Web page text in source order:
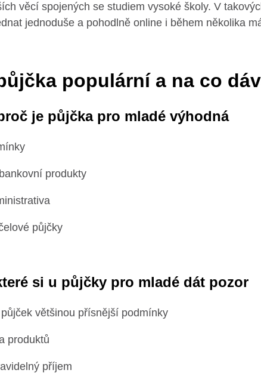
věcí spojených se studiem vysoké školy. V
jednoduše a pohodlně online i během několika
populární a na co
je půjčka pro mladé výhodná
produkty
půjčky
si u půjčky pro mladé dát pozor
většinou přísnější podmínky
produktů
příjem